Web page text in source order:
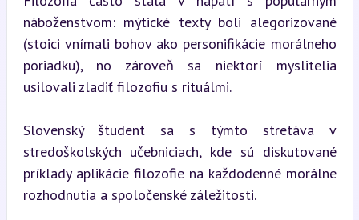
náboženstvom: mýtické texty boli alegorizované
(stoici vnímali bohov ako personifikácie morálneho
poriadku), no zároveň sa niektorí myslitelia
usilovali zladiť filozofiu s rituálmi.
Slovenský študent sa s týmto stretáva v
stredoškolských učebniciach, kde sú diskutované
príklady aplikácie filozofie na každodenné morálne
rozhodnutia a spoločenské záležitosti.